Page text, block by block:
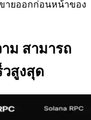
ายออกก่อนหน้าของ
ม สามารถ
วสูงสุด